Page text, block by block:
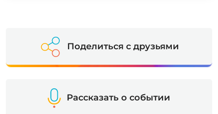
Поделиться с друзьями
Рассказать о событии